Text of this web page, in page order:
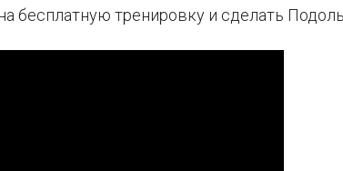
бесплатную тренировку и сделать